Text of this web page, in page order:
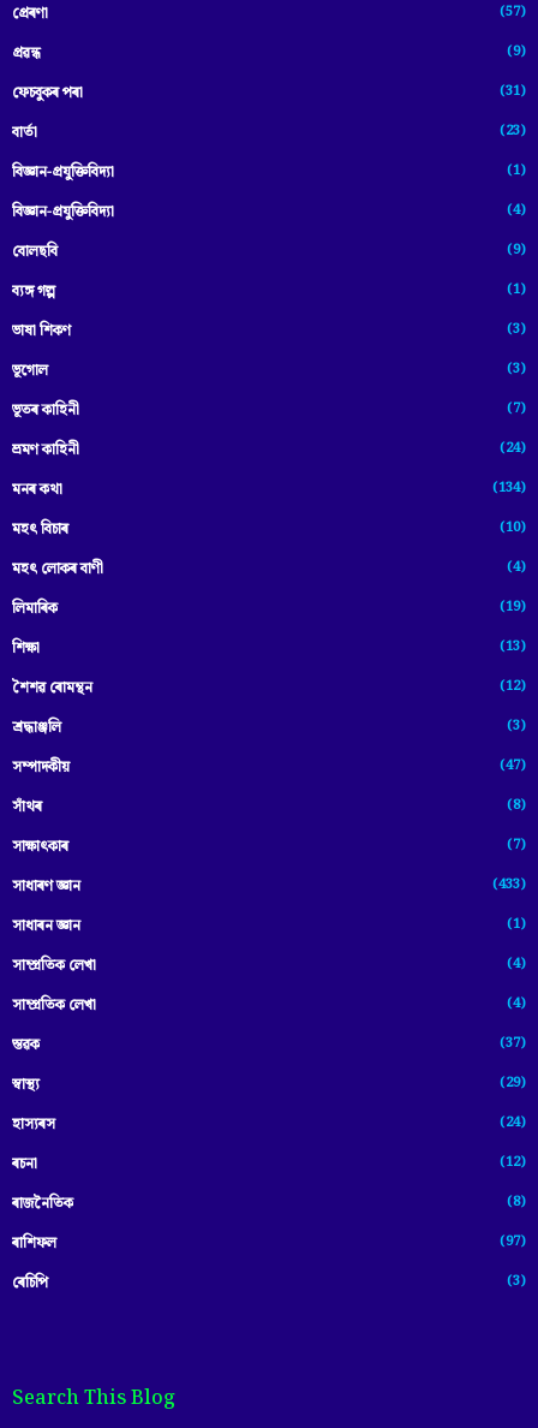
প্ৰেৰণা (57)
প্ৰৱন্ধ (9)
ফেচবুকৰ পৰা (31)
বাৰ্তা (23)
বিজ্ঞান-প্রযুক্তিবিদ্যা (1)
বিজ্ঞান-প্ৰযুক্তিবিদ্যা (4)
বোলছবি (9)
ব্যঙ্গ গল্প (1)
ভাষা শিকণ (3)
ভূগোল (3)
ভূতৰ কাহিনী (7)
ভ্ৰমণ কাহিনী (24)
মনৰ কথা (134)
মহৎ বিচাৰ (10)
মহৎ লোকৰ বাণী (4)
লিমাৰিক (19)
শিক্ষা (13)
শৈশৱ ৰোমন্থন (12)
শ্ৰদ্ধাঞ্জলি (3)
সম্পাদকীয় (47)
সাঁথৰ (8)
সাক্ষাৎকাৰ (7)
সাধাৰণ জ্ঞান (433)
সাধাৰন জ্ঞান (1)
সাম্প্রতিক লেখা (4)
সাম্প্ৰতিক লেখা (4)
স্তৱক (37)
স্বাস্থ্য (29)
হাস্যৰস (24)
ৰচনা (12)
ৰাজনৈতিক (8)
ৰাশিফল (97)
ৰেচিপি (3)
Search This Blog